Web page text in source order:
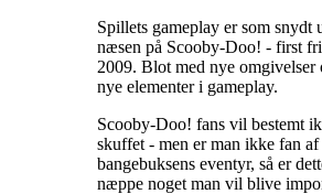
Spillets gameplay er som snydt
næsen på Scooby-Doo! - first
2009. Blot med nye omgivelser
nye elementer i gameplay.
Scooby-Doo! fans vil bestemt
skuffet - men er man ikke fan af
bangebuksens eventyr, så er
næppe noget man vil blive